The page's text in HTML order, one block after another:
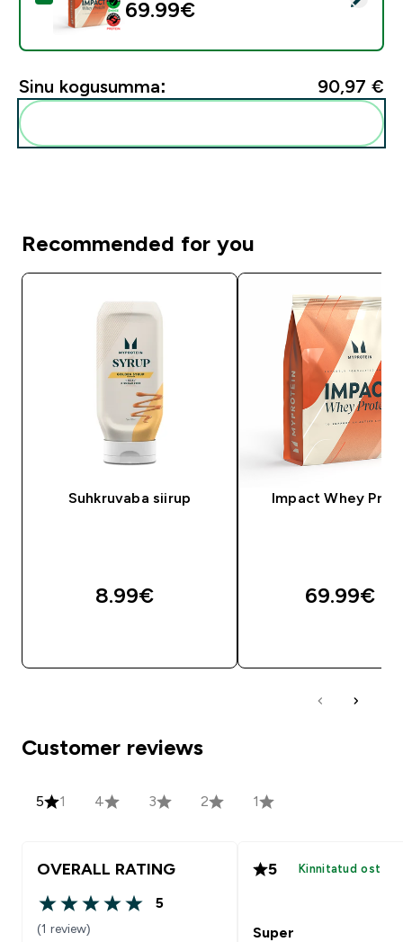
69.99€‎
Sinu kogusumma: 90,97 €‎
Recommended for you
Suhkruvaba siirup
8.99€‎
Impact Whey
69.99€‎
Customer reviews
5 1 4 3 2 1
OVERALL RATING
5 out of 5 stars
5
(1 review)
5 Kinnitatud ost
Super